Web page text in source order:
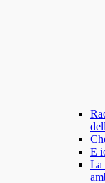
E
La